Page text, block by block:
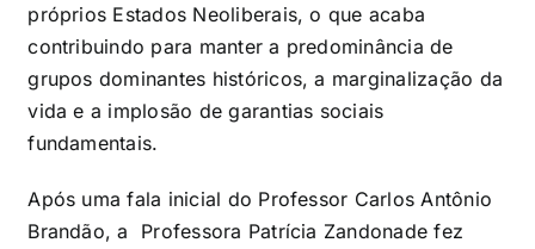
próprios Estados Neoliberais, o que acaba
contribuindo para manter a predominância de
grupos dominantes históricos, a marginalização da
vida e a implosão de garantias sociais
fundamentais.
Após uma fala inicial do Professor Carlos Antônio
Brandão, a Professora Patrícia Zandonade fez